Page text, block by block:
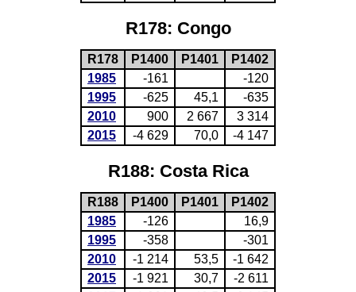
R178: Congo
R178 P1400 P1401
P1402
1985
-161
-120
1995
-625 45,1
-635
2010
900 2 667
3 314
2015
-4 629 70,0 -4 147
R188: Costa Rica
R188 P1400 P1401
P1402
1985
-126
16,9
1995
-358
-301
2010
-1 214 53,5
-1 642
2015
-1 921 30,7
-2 611